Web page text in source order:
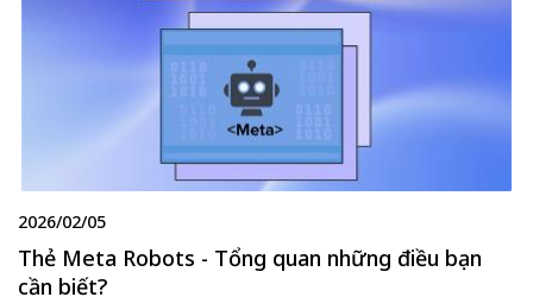
2026/02/05
Thẻ Meta Robots - Tổng quan những điều bạn
cần biết?